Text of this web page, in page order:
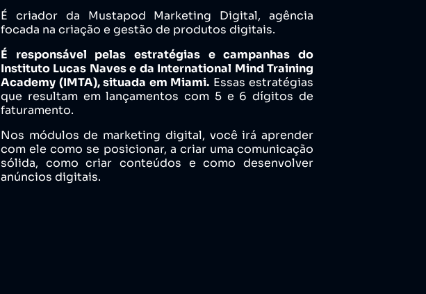
É criador da Mustapod Marketing Digital, agência
focada na criação e gestão de produtos digitais.
É responsável pelas estratégias e campanhas do
Instituto Lucas Naves e da International Mind Training
Academy (IMTA), situada em Miami. Essas estratégias
que resultam em lançamentos com 5 e 6 dígitos de
faturamento.
Nos módulos de marketing digital, você irá aprender
com ele como se posicionar, a criar uma comunicação
sólida, como criar conteúdos e como desenvolver
anúncios digitais.